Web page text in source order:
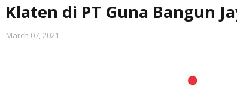
Klaten di PT Guna Bangun
March 07, 2021